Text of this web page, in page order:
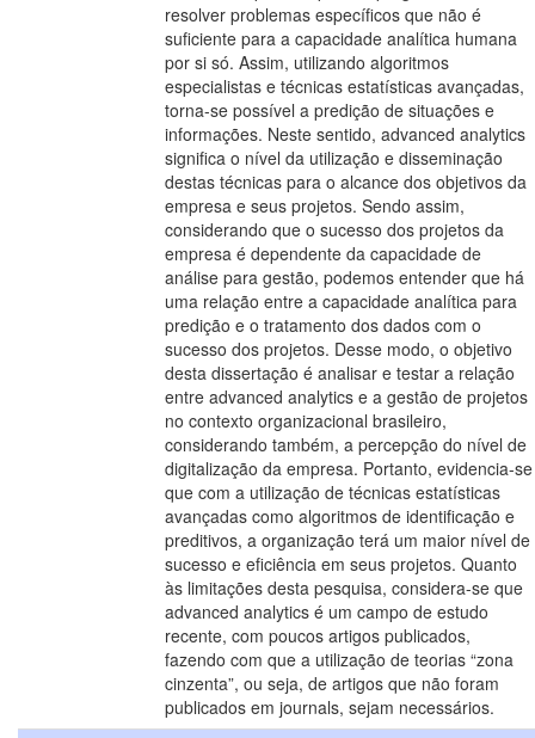
resolver problemas específicos que não é
suficiente para a capacidade analítica humana
por si só. Assim, utilizando algoritmos
especialistas e técnicas estatísticas avançadas,
torna-se possível a predição de situações e
informações. Neste sentido, advanced analytics
significa o nível da utilização e disseminação
destas técnicas para o alcance dos objetivos da
empresa e seus projetos. Sendo assim,
considerando que o sucesso dos projetos da
empresa é dependente da capacidade de
análise para gestão, podemos entender que há
uma relação entre a capacidade analítica para
predição e o tratamento dos dados com o
sucesso dos projetos. Desse modo, o objetivo
desta dissertação é analisar e testar a relação
entre advanced analytics e a gestão de projetos
no contexto organizacional brasileiro,
considerando também, a percepção do nível de
digitalização da empresa. Portanto, evidencia-se
que com a utilização de técnicas estatísticas
avançadas como algoritmos de identificação e
preditivos, a organização terá um maior nível de
sucesso e eficiência em seus projetos. Quanto
às limitações desta pesquisa, considera-se que
advanced analytics é um campo de estudo
recente, com poucos artigos publicados,
fazendo com que a utilização de teorias “zona
cinzenta”, ou seja, de artigos que não foram
publicados em journals, sejam necessários.